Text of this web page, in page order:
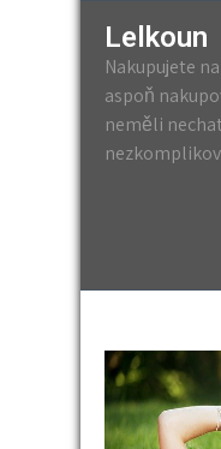
Lelkoun
Nakupujete
aspoň
neměli